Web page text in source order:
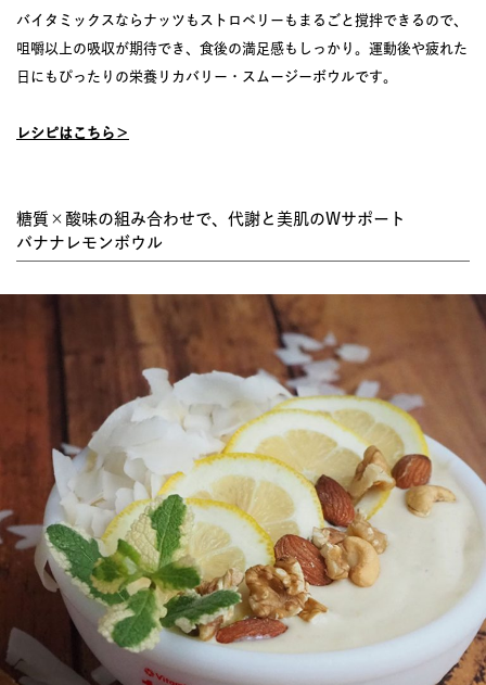
バイタミックスならナッツもストロベリーもまるごと撹拌できるので、
咀嚼以上の吸収が期待でき、食後の満足感もしっかり。運動後や疲れた
日にもぴったりの栄養リカバリー・スムージーボウルです。
レシピはこちら＞
糖質×酸味の組み合わせで、代謝と美肌のWサポート
バナナレモンボウル